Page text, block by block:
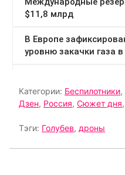
Категории: Беспилотники,
Дзен, Россия, Сюжет дня,
Тэги: Голубев, дроны